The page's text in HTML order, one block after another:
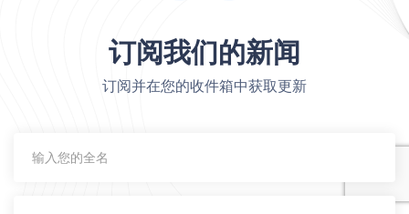
订阅我们的新闻
订阅并在您的收件箱中获取更新